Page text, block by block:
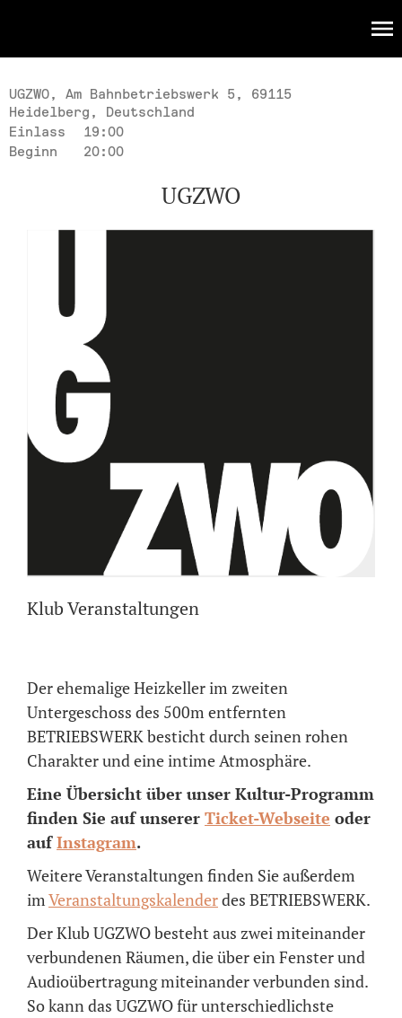
UGZWO, Am Bahnbetriebswerk 5, 69115
Heidelberg, Deutschland
Einlass
19:00
Beginn
20:00
UGZWO
Klub Veranstaltungen
Der ehemalige Heizkeller im zweiten
Untergeschoss des 500m entfernten
BETRIEBSWERK besticht durch seinen rohen
Charakter und eine intime Atmosphäre.
Eine Übersicht über unser Kultur-Programm
finden Sie auf unserer Ticket-Webseite oder
aufInstagram.
Weitere Veranstaltungen finden Sie außerdem
imVeranstaltungskalenderdes BETRIEBSWERK.
Der Klub UGZWO besteht aus zwei miteinander
verbundenen Räumen, die über ein Fenster und
Audioübertragung miteinander verbunden sind.
So kann das UGZWO für unterschiedlichste